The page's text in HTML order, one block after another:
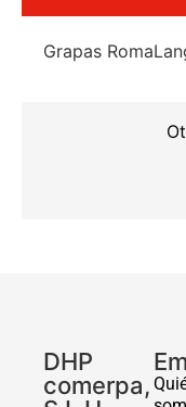
Grapas
DHP
comerpa,